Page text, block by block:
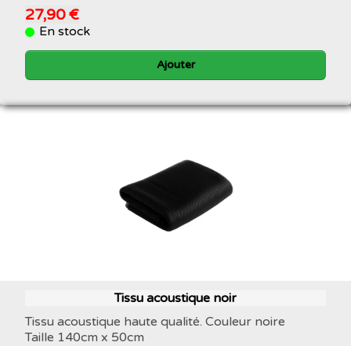
27,90 €
En stock
Ajouter
Tissu acoustique noir
Tissu acoustique haute qualité. Couleur noire
Taille 140cm x 50cm